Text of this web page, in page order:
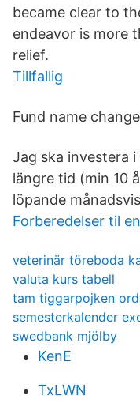
became clear to
endeavor is more
relief.
Tillfallig
Fund name
Jag ska investera i
längre tid (min 10
löpande
Forberedelser til
veterinär töreboda
valuta kurs tabell
tam tiggarpojken
semesterkalender
swedbank mjölby
KenE
TxLWN